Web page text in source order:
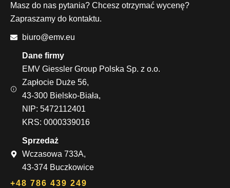
Masz do nas pytania? Chcesz otrzymać wycenę?
Zapraszamy do kontaktu.
biuro@emv.eu
Dane firmy
EMV Giessler Group Polska Sp. z o.o.
Zapłocie Duże 56,
43-300 Bielsko-Biała,
NIP: 5472112401
KRS: 0000339016
Sprzedaż
Wczasowa 733A,
43-374 Buczkowice
+48 786 439 249